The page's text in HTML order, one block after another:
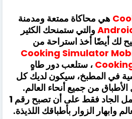
هي محاكاة ممتعة ومدمنة
والتي ستمنحك الكثير
لك أيضًا أخذ استراحة من
Cooking Simulator
، ستلعب دور طاهٍ
في المطبخ، سيكون لديك كل
من جميع أنحاء العالم.
سيساعدك التدريب والعمل الجاد فقط على أن تصبح رقم 1
وابهار الزوار بأطباقك اللذيذة.